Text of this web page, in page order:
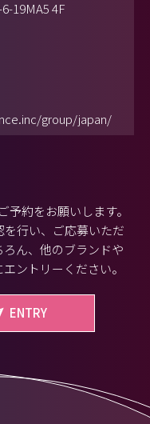
19MA5 4F
group/japan/
約をお願いします。
行い、ご応募いただ
ん、他のブランドや
ントリーください。
ENTRY